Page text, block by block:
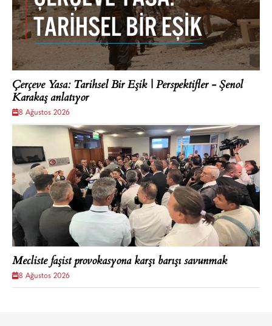
Çerçeve Yasa: Tarihsel Bir Eşik | Perspektifler - Şenol
Karakaş anlatıyor
8 Ağustos 2026
Mecliste faşist provokasyona karşı barışı savunmak
8 Ağustos 2026